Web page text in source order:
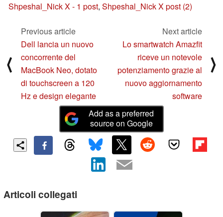
Shpeshal_Nick X - 1 post, Shpeshal_Nick X post (2)
⟨
Previous article
Dell lancia un nuovo
concorrente del
MacBook Neo, dotato
di touchscreen a 120
Hz e design elegante
Next article
Lo smartwatch Amazfit
riceve un notevole
potenziamento grazie al
nuovo aggiornamento
software
⟩
Add as a preferred
source on Google
Articoli collegati